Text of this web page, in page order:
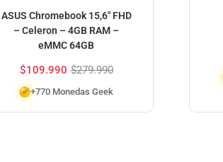
ASUS Chromebook 15,6″ FHD
– Celeron – 4GB RAM –
eMMC 64GB
$109.990 $279.990
+770 Monedas Geek